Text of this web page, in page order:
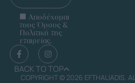
Αποδέχομαι
τους Όρους &
Πολιτική της
εταιρείας.
BACK TO TOP
COPYRIGHT © 2026 EFTHALIADIS.